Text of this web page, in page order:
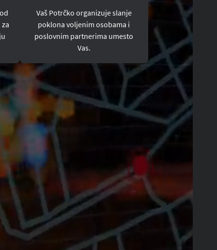
Vaš Potrčko organizuje slanje
poklona voljenim osobama i
poslovnim partnerima umesto
Vas.